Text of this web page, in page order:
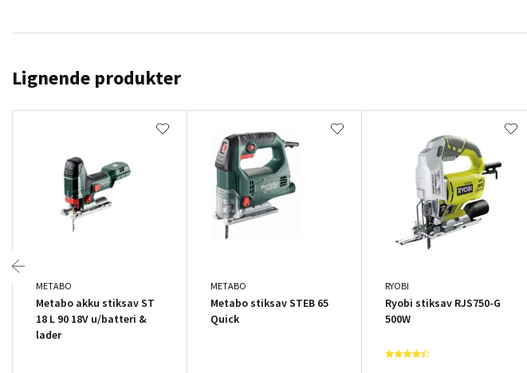
Lignende produkter
METABO
Metabo akku stiksav ST
18 L 90 18V u/batteri &
lader
METABO
Metabo stiksav STEB 65
Quick
RYOBI
Ryobi stiksav RJS750-G
500W